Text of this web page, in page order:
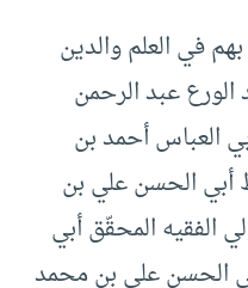
في العلم والدين
الورع عبد الرحمن
العباس أحمد بن
أبي الحسن علي بن
الفقيه المحقّق أبي
الحسن علي بن محمد